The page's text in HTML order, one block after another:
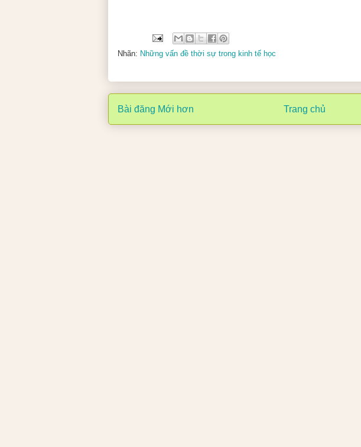
Nhãn: Những vấn đề thời sự trong kinh tế học
Bài đăng Mới hơn Trang chủ